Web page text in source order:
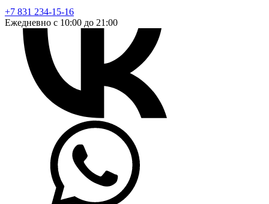
+7 831 234-15-16
Ежедневно с 10:00 до 21:00